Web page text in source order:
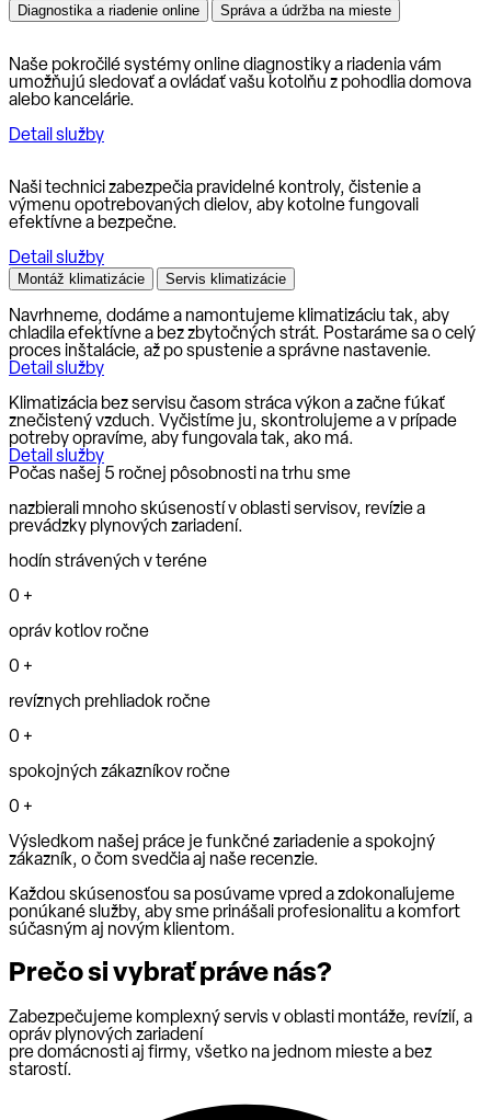
Diagnostika a riadenie online Správa a údržba na mieste
Naše pokročilé systémy online diagnostiky a riadenia vám
umožňujú sledovať a ovládať vašu kotolňu z pohodlia domova
alebo kancelárie.
Detail služby
Naši technici zabezpečia pravidelné kontroly, čistenie a
výmenu opotrebovaných dielov, aby kotolne fungovali
efektívne a bezpečne.
Detail služby
Montáž klimatizácie Servis klimatizácie
Navrhneme, dodáme a namontujeme klimatizáciu tak, aby
chladila efektívne a bez zbytočných strát. Postaráme sa o celý
proces inštalácie, až po spustenie a správne nastavenie.
Detail služby
Klimatizácia bez servisu časom stráca výkon a začne fúkať
znečistený vzduch. Vyčistíme ju, skontrolujeme a v prípade
potreby opravíme, aby fungovala tak, ako má.
Detail služby
Počas našej 5 ročnej pôsobnosti na trhu sme
nazbierali mnoho skúseností v oblasti servisov, revízie a
prevádzky plynových zariadení.
hodín strávených v teréne
0 +
opráv kotlov ročne
0 +
revíznych prehliadok ročne
0 +
spokojných zákazníkov ročne
0 +
Výsledkom našej práce je funkčné zariadenie a spokojný
zákazník, o čom svedčia aj naše recenzie.
Každou skúsenosťou sa posúvame vpred a zdokonaľujeme
ponúkané služby, aby sme prinášali profesionalitu a komfort
súčasným aj novým klientom.
Prečo si vybrať práve nás?
Zabezpečujeme komplexný servis v oblasti montáže, revízií, a
opráv plynových zariadení
pre domácnosti aj firmy, všetko na jednom mieste a bez
starostí.